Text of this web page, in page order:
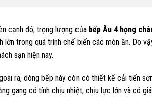
cạnh đó, trọng lượng của bếp Âu 4 họng
lớn trong quá trình chế biến các món ăn. Do
sạn hiện nay.
ra, dòng bếp này còn có thiết kế cải tiến
gang có tính chịu nhiệt, chịu lực lớn và có